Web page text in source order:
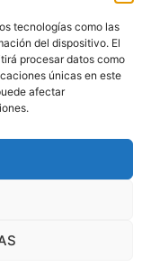
tecnologías como las
del dispositivo. El
procesar datos como
únicas en este
afectar